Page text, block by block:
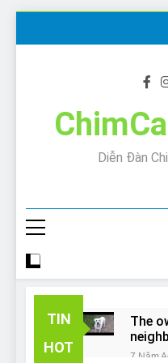
Diễn Đàn
TIN
HOT
The
away!
7 Năm